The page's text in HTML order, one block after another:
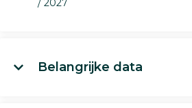
/ 2027
Belangrijke data